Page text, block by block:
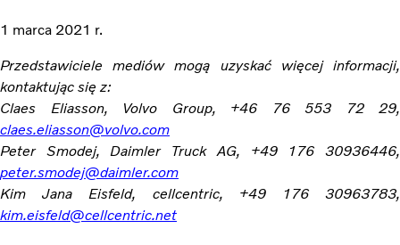
1 marca 2021 r.
Przedstawiciele mediów mogą uzyskać więcej informacji,
kontaktując się z:
Claes Eliasson, Volvo Group, +46 76 553 72 29,
claes.eliasson@volvo.com
Peter Smodej, Daimler Truck AG, +49 176 30936446,
peter.smodej@daimler.com
Kim Jana Eisfeld, cellcentric, +49 176 30963783,
kim.eisfeld@cellcentric.net